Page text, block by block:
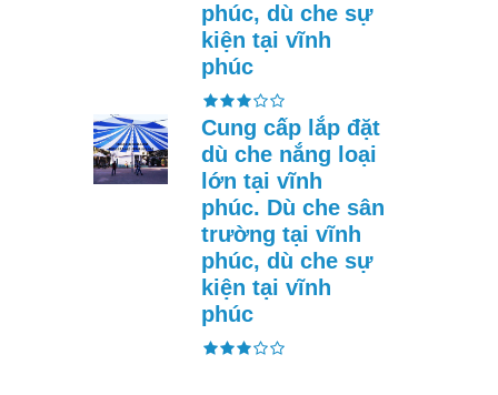
phúc, dù che sự
kiện tại vĩnh
phúc
Cung cấp lắp đặt
dù che nắng loại
lớn tại vĩnh
phúc. Dù che sân
trường tại vĩnh
phúc, dù che sự
kiện tại vĩnh
phúc